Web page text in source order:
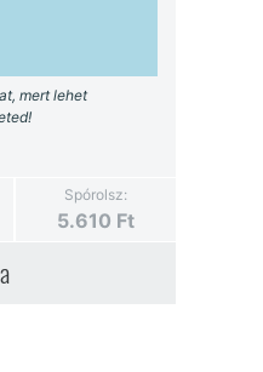
mert lehet
Spórolsz:
5.610 Ft